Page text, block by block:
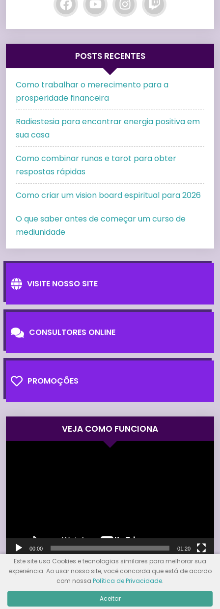
POSTS RECENTES
Como trabalhar o merecimento para a
prosperidade financeira
Radiestesia para encontrar energia positiva em
sua casa
Como combinar runas e tarot para obter
respostas rápidas
Como criar um vision board espiritual para 2026
O que saber antes de começar um curso de
mediunidade
VISITE NOSSO SITE
CONSULTORES ONLINE
PROMOÇÕES
VEJA COMO FUNCIONA
00:00 01:20
CATEGORIAS
Este site usa Cookies e tecnologias similares para melhorar sua
experiência. Ao usar nosso site, você concorda que está de acordo
com nossa Política de Privacidade.
Aceitar